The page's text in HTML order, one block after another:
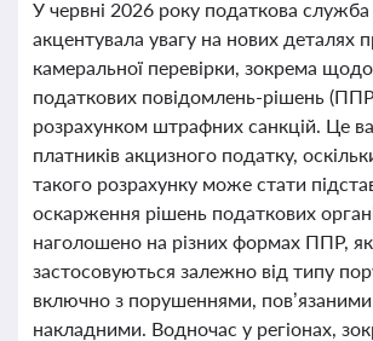
У червні 2026 року податкова служба
акцентувала увагу на нових деталях
камеральної перевірки, зокрема
податкових повідомлень-рішень
розрахунком штрафних санкцій. Це
платників акцизного податку,
такого розрахунку може стати
оскарження рішень податкових
наголошено на різних формах ППР,
застосовуються залежно від типу
включно з порушеннями,
накладними. Водночас у регіонах,